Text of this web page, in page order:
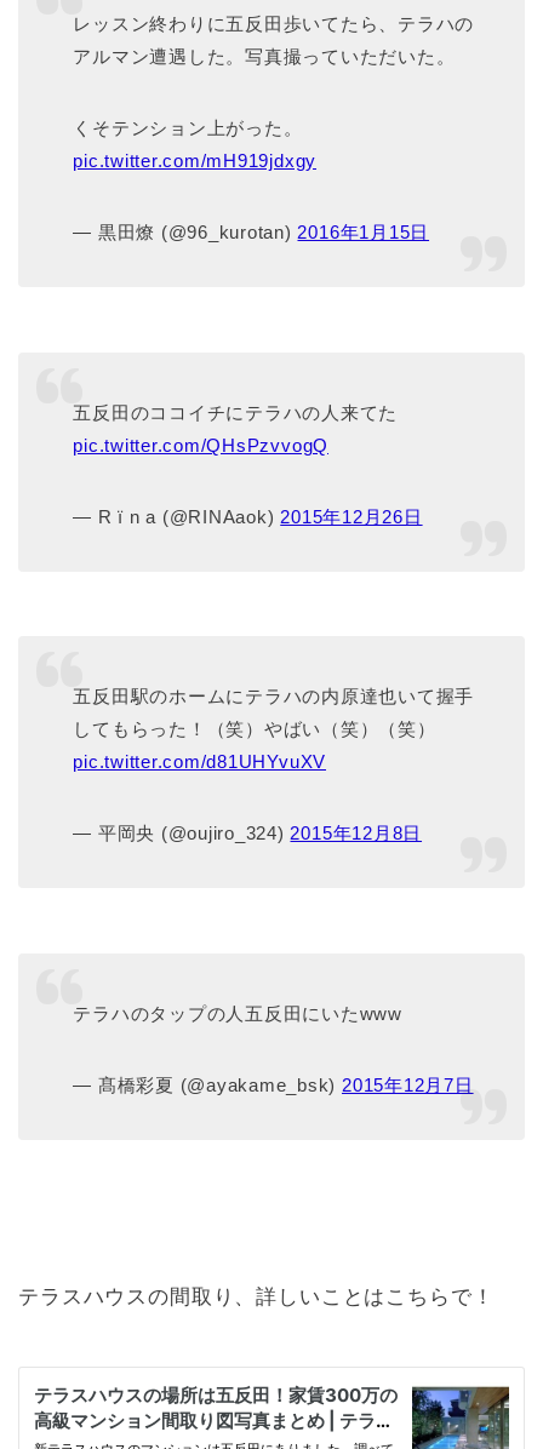
レッスン終わりに五反田歩いてたら、テラハの
アルマン遭遇した。写真撮っていただいた。
くそテンション上がった。
pic.twitter.com/mH919jdxgy
— 黒田燎 (@96_kurotan)2016年1月15日
五反田のココイチにテラハの人来てた
pic.twitter.com/QHsPzvvogQ
— R ï n a (@RINAaok) 2015年12月26日
五反田駅のホームにテラハの内原達也いて握手
してもらった！（笑）やばい（笑）（笑）
pic.twitter.com/d81UHYvuXV
— 平岡央 (@oujiro_324) 2015年12月8日
テラハのタップの人五反田にいたwww
— 髙橋彩夏 (@ayakame_bsk) 2015年12月7日
テラスハウスの間取り、詳しいことはこちらで！